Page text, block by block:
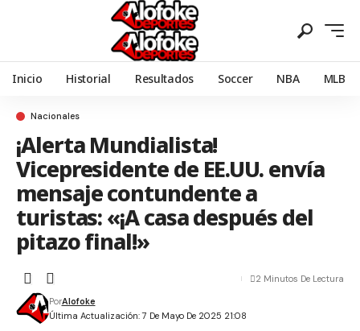
Inicio Historial Resultados Soccer NBA MLB
Nacionales
¡Alerta Mundialista!
Vicepresidente de EE.UU. envía
mensaje contundente a
turistas: «¡A casa después del
pitazo final!»
Última Actualización: 7 De Mayo De 2025 21:08
PorAlofoke
2 Minutos De Lectura